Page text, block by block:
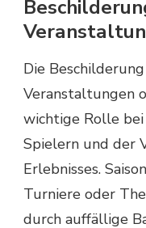
Die
Veranstaltungen
wichtige Rolle
Spielern und der
Erlebnisses.
Turniere oder
durch auffällige